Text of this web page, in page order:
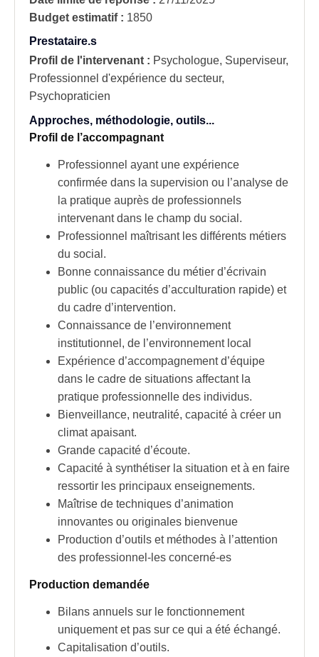
Budget estimatif : 1850
Prestataire.s
Profil de l'intervenant : Psychologue, Superviseur,
Professionnel d'expérience du secteur,
Psychopraticien
Approches, méthodologie, outils...
Profil de l’accompagnant
Professionnel ayant une expérience
confirmée dans la supervision ou l’analyse de
la pratique auprès de professionnels
intervenant dans le champ du social.
Professionnel maîtrisant les différents métiers
du social.
Bonne connaissance du métier d’écrivain
public (ou capacités d’acculturation rapide) et
du cadre d’intervention.
Connaissance de l’environnement
institutionnel, de l’environnement local
Expérience d’accompagnement d’équipe
dans le cadre de situations affectant la
pratique professionnelle des individus.
Bienveillance, neutralité, capacité à créer un
climat apaisant.
Grande capacité d’écoute.
Capacité à synthétiser la situation et à en faire
ressortir les principaux enseignements.
Maîtrise de techniques d’animation
innovantes ou originales bienvenue
Production d’outils et méthodes à l’attention
des professionnel-les concerné-es
Production demandée
Bilans annuels sur le fonctionnement
uniquement et pas sur ce qui a été échangé.
Capitalisation d’outils.